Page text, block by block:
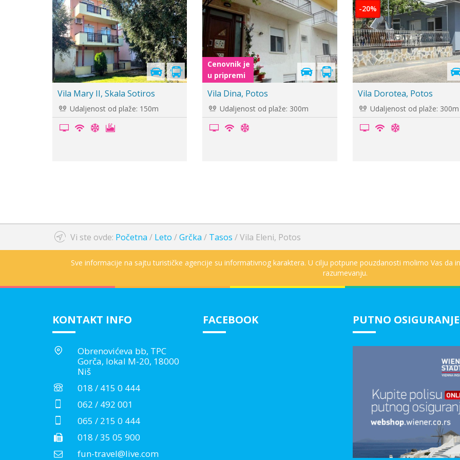
Vila Janis, Limenas
Udaljenost od plaže: 900m
Vila Philoxenia INN, Limenas
Udaljenost od plaže: 200m
Cenovnik je
u pripremi
Studios Maria Potos
Udaljenost od plaže: 250m
Vi ste ovde: Početna / Leto /Grčka / Tasos /Vila Eleni, Potos
Sve informacije na sajtu turističke agencije su informativnog karaktera. U cilju potpune pouzdanosti molimo Vas da
razumevanju.
KONTAKT INFO
Obrenovićeva bb, TPC
Gorča, lokal M-20, 18000
Niš
018 / 415 0 444
062 / 492 001
065 / 215 0 444
018 / 35 05 900
fun-travel@live.com
FACEBOOK PUTNO OSIGURANJE